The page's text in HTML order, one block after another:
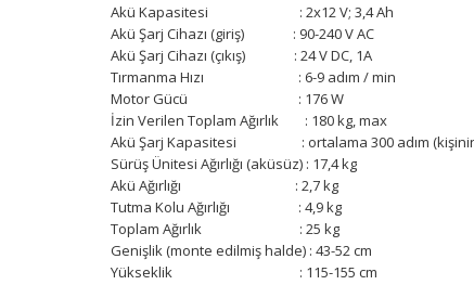
Akü Kapasitesi : 2x12 V; 3,4 Ah
Akü Şarj Cihazı (giriş) : 90-240 V AC
Akü Şarj Cihazı (çıkış) : 24 V DC, 1A
Tırmanma Hızı : 6-9 adım / min
Motor Gücü : 176 W
İzin Verilen Toplam Ağırlık : 180 kg, max
Akü Şarj Kapasitesi : ortalama 300 adım (kişinin
Sürüş Ünitesi Ağırlığı (aküsüz) : 17,4 kg
Akü Ağırlığı : 2,7 kg
Tutma Kolu Ağırlığı : 4,9 kg
Toplam Ağırlık : 25 kg
Genişlik (monte edilmiş halde) : 43-52 cm
Yükseklik : 115-155 cm